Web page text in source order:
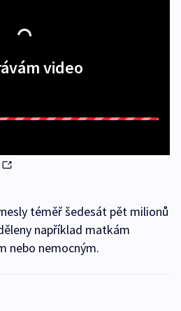
video
téměř šedesát pět milionů
například matkám
nebo nemocným.